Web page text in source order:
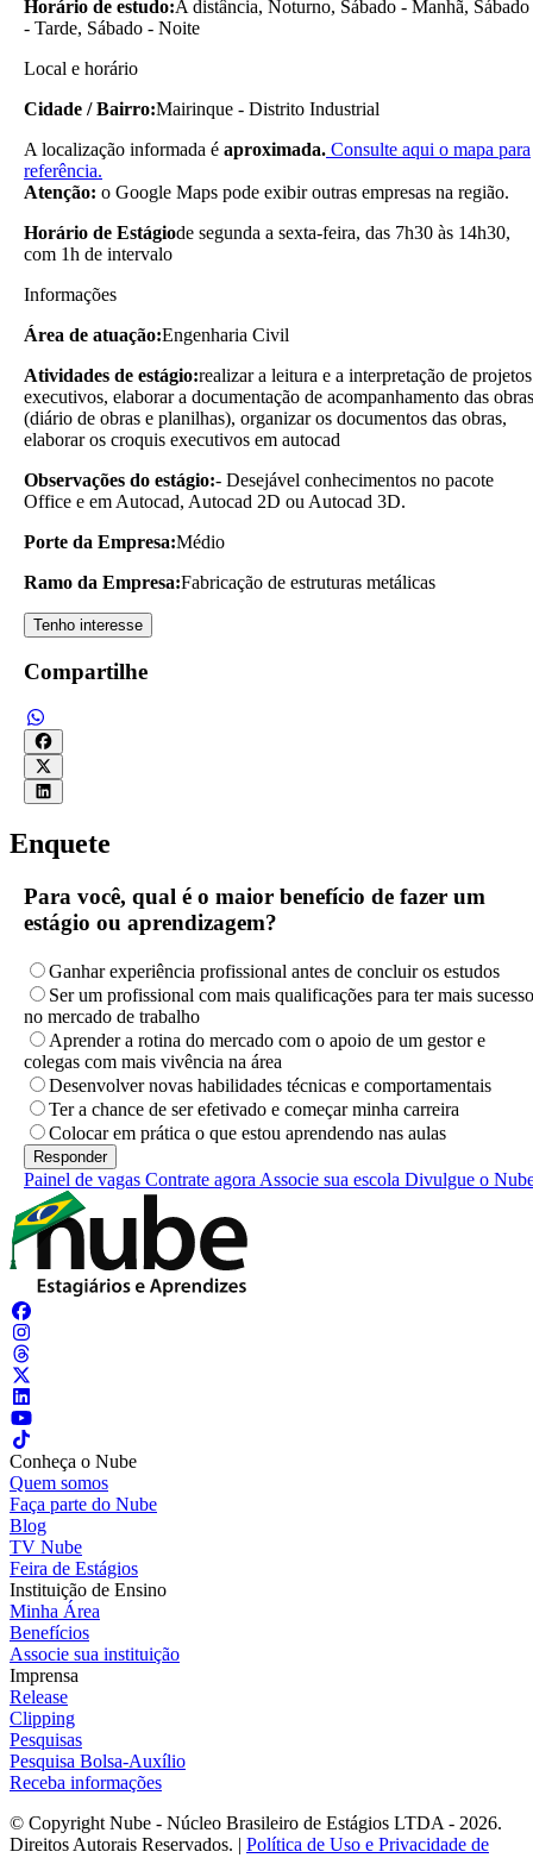
Horário de estudo:A distância, Noturno, Sábado - Manhã, Sábado
- Tarde, Sábado - Noite
Local e horário
Cidade / Bairro:Mairinque - Distrito Industrial
A localização informada é aproximada. Consulte aqui o mapa para
referência.
Atenção: o Google Maps pode exibir outras empresas na região.
Horário de Estágiode segunda a sexta-feira, das 7h30 às 14h30,
com 1h de intervalo
Informações
Área de atuação:Engenharia Civil
Atividades de estágio:realizar a leitura e a interpretação de projetos
executivos, elaborar a documentação de acompanhamento das obras
(diário de obras e planilhas), organizar os documentos das obras,
elaborar os croquis executivos em autocad
Observações do estágio:- Desejável conhecimentos no pacote
Office e em Autocad, Autocad 2D ou Autocad 3D.
Porte da Empresa:Médio
Ramo da Empresa:Fabricação de estruturas metálicas
Tenho interesse
Compartilhe
Enquete
Para você, qual é o maior benefício de fazer um
estágio ou aprendizagem?
Ganhar experiência profissional antes de concluir os estudos
Ser um profissional com mais qualificações para ter mais sucesso
no mercado de trabalho
Aprender a rotina do mercado com o apoio de um gestor e
colegas com mais vivência na área
Desenvolver novas habilidades técnicas e comportamentais
Ter a chance de ser efetivado e começar minha carreira
Colocar em prática o que estou aprendendo nas aulas
Painel de vagas Contrate agora Associe sua escola Divulgue o
Conheça o Nube
Quem somos
Faça parte do Nube
Blog
TV Nube
Feira de Estágios
Instituição de Ensino
Minha Área
Benefícios
Associe sua instituição
Imprensa
Release
Clipping
Pesquisas
Pesquisa Bolsa-Auxílio
Receba informações
© Copyright Nube - Núcleo Brasileiro de Estágios LTDA - 2026.
Direitos Autorais Reservados. | Política de Uso e Privacidade de